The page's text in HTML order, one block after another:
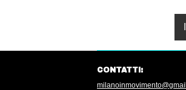
CONTATTI: